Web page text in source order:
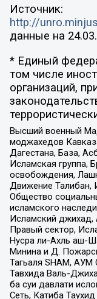
Источник:
http://
данные на
* Единый
том числе
организаций,
Высший военный
моджахедов
Дагестана, База,
Исламская группа,
освобождения,
Движение Талибан,
Общество
исламского
Исламский джихад,
Правый сектор,
Нусра ли-Ахль аш-
Минина и Д.
Тагьаля SHAM,
Тавхида Валь-
ба суи давлати
Сеть, Катиба